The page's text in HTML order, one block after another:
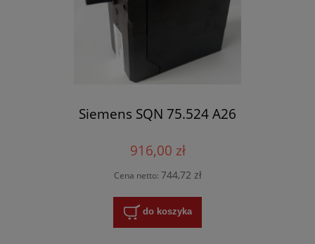
Siemens SQN 75.524 A26
916,00 zł
Cena netto: 744,72 zł
do koszyka